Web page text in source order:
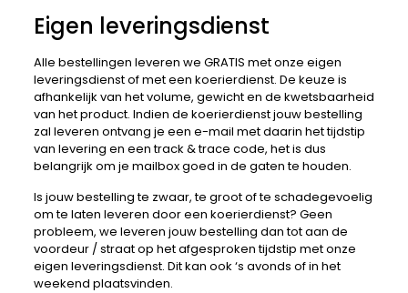
Eigen leveringsdienst
Alle bestellingen leveren we GRATIS met onze eigen
leveringsdienst of met een koerierdienst. De keuze is
afhankelijk van het volume, gewicht en de kwetsbaarheid
van het product. Indien de koerierdienst jouw bestelling
zal leveren ontvang je een e-mail met daarin het tijdstip
van levering en een track & trace code, het is dus
belangrijk om je mailbox goed in de gaten te houden.
Is jouw bestelling te zwaar, te groot of te schadegevoelig
om te laten leveren door een koerierdienst? Geen
probleem, we leveren jouw bestelling dan tot aan de
voordeur / straat op het afgesproken tijdstip met onze
eigen leveringsdienst. Dit kan ook ‘s avonds of in het
weekend plaatsvinden.